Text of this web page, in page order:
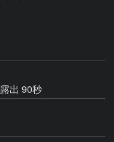
露出 90秒